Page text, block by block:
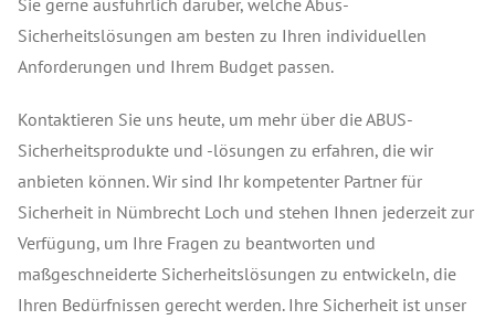
Sie gerne ausführlich darüber, welche Abus-
Sicherheitslösungen am besten zu Ihren individuellen
Anforderungen und Ihrem Budget passen.
Kontaktieren Sie uns heute, um mehr über die ABUS-
Sicherheitsprodukte und -lösungen zu erfahren, die wir
anbieten können. Wir sind Ihr kompetenter Partner für
Sicherheit in Nümbrecht Loch und stehen Ihnen jederzeit zur
Verfügung, um Ihre Fragen zu beantworten und
maßgeschneiderte Sicherheitslösungen zu entwickeln, die
Ihren Bedürfnissen gerecht werden. Ihre Sicherheit ist unser